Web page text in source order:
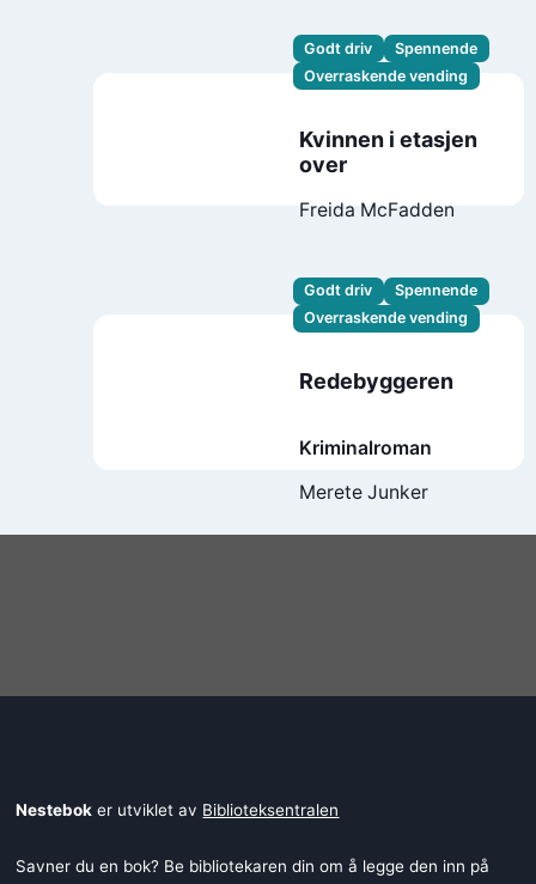
Godt driv
Spennende
Overraskende vending
Kvinnen i etasjen
over
Freida McFadden
Godt driv
Spennende
Overraskende vending
Redebyggeren
Kriminalroman
Merete Junker
Nestebok er utviklet av Biblioteksentralen
Savner du en bok? Be bibliotekaren din om å legge den inn på